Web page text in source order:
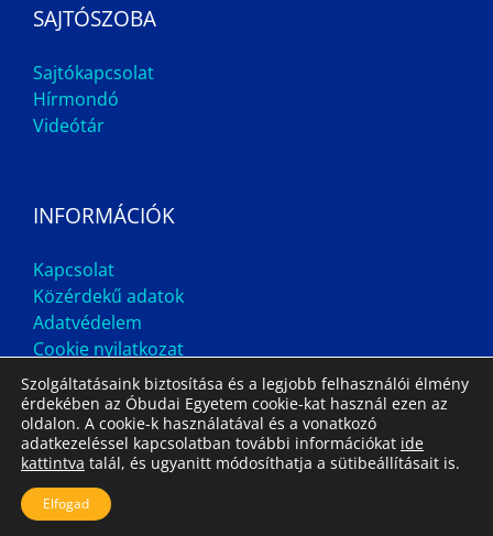
SAJTÓSZOBA
Sajtókapcsolat
Hírmondó
Videótár
INFORMÁCIÓK
Kapcsolat
Közérdekű adatok
Adatvédelem
Cookie nyilatkozat
Impresszum
Szolgáltatásaink biztosítása és a legjobb felhasználói élmény
érdekében az Óbudai Egyetem cookie-kat használ ezen az
oldalon. A cookie-k használatával és a vonatkozó
adatkezeléssel kapcsolatban további információkat ide
kattintva talál, és ugyanitt módosíthatja a sütibeállításait is.
Elfogad